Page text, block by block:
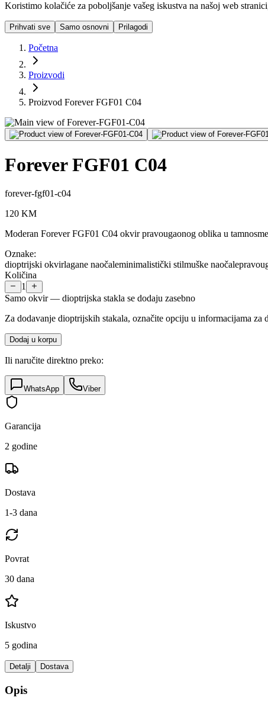
Koristimo kolačiće za poboljšanje vašeg iskustva na našoj web
Prihvati sve Samo osnovni Prilagodi
Početna
Proizvodi
Proizvod Forever FGF01 C04
Forever FGF01 C04
forever-fgf01-c04
120 KM
Moderan Forever FGF01 C04 okvir pravougaonog oblika u
Oznake:
dioptrijski okvirlagane naočaleminimalistički stilmuške naočale
Količina
1
Samo okvir — dioptrijska stakla se dodaju zasebno
Za dodavanje dioptrijskih stakala, označite opciju u informacijama
Dodaj u korpu
Ili naručite direktno preko:
WhatsApp Viber
Garancija
2 godine
Dostava
1-3 dana
Povrat
30 dana
Iskustvo
5 godina
Detalji Dostava
Opis